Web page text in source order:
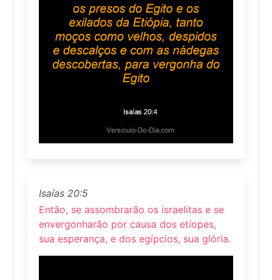
Isaías 20:5
Então, se assombrarão os israelitas e se
envergonharão por causa dos etíopes,
sua esperança, e dos egípcios, sua glória.